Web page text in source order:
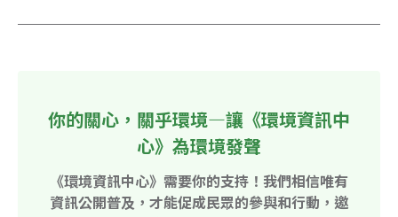
你的關心，關乎環境—讓《環境資訊中
心》為環境發聲
《環境資訊中心》需要你的支持！我們相信唯有
資訊公開普及，才能促成民眾的參與和行動，邀